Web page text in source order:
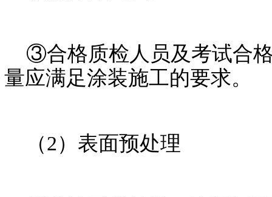
③合格质检人员及考试合格
量应满足涂装施工的要求。
（2）表面预处理